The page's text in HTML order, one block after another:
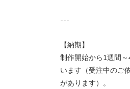
---
【納期】
制作開始から1週間
います（受注中のご
があります）。